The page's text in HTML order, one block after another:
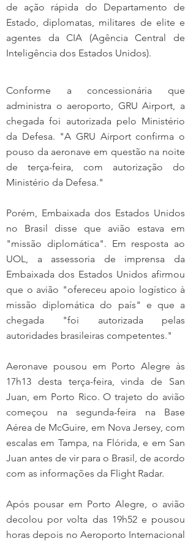
de ação rápida do Departamento de
Estado, diplomatas, militares de elite e
agentes da CIA (Agência Central de
Inteligência dos Estados Unidos).
Conforme a concessionária que
administra o aeroporto, GRU Airport, a
chegada foi autorizada pelo Ministério
da Defesa. "A GRU Airport confirma o
pouso da aeronave em questão na noite
de terça-feira, com autorização do
Ministério da Defesa."
Porém, Embaixada dos Estados Unidos
no Brasil disse que avião estava em
"missão diplomática". Em resposta ao
UOL, a assessoria de imprensa da
Embaixada dos Estados Unidos afirmou
que o avião "ofereceu apoio logístico à
missão diplomática do país" e que a
chegada "foi autorizada pelas
autoridades brasileiras competentes."
Aeronave pousou em Porto Alegre às
17h13 desta terça-feira, vinda de San
Juan, em Porto Rico. O trajeto do avião
começou na segunda-feira na Base
Aérea de McGuire, em Nova Jersey, com
escalas em Tampa, na Flórida, e em San
Juan antes de vir para o Brasil, de acordo
com as informações da Flight Radar.
Após pousar em Porto Alegre, o avião
decolou por volta das 19h52 e pousou
horas depois no Aeroporto Internacional